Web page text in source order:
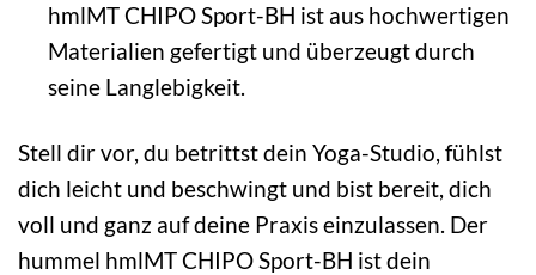
hmlMT CHIPO Sport-BH ist aus hochwertigen
Materialien gefertigt und überzeugt durch
seine Langlebigkeit.
Stell dir vor, du betrittst dein Yoga-Studio, fühlst
dich leicht und beschwingt und bist bereit, dich
voll und ganz auf deine Praxis einzulassen. Der
hummel hmlMT CHIPO Sport-BH ist dein